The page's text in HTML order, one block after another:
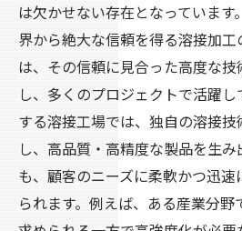
は欠かせない存在となっています
界から絶大な信頼を得る溶接加
は、その信頼に見合った高度な
し、多くのプロジェクトで活躍
する溶接工場では、独自の溶接
し、高品質・高精度な製品を生み
も、顧客のニーズに柔軟かつ迅
られます。例えば、ある産業分